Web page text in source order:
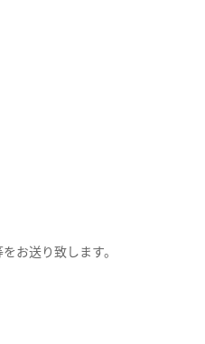
お送り致します。